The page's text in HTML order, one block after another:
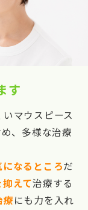
す
マウスピース
、多様な治療
になるところだ
えて治療する
療にも力を入れ